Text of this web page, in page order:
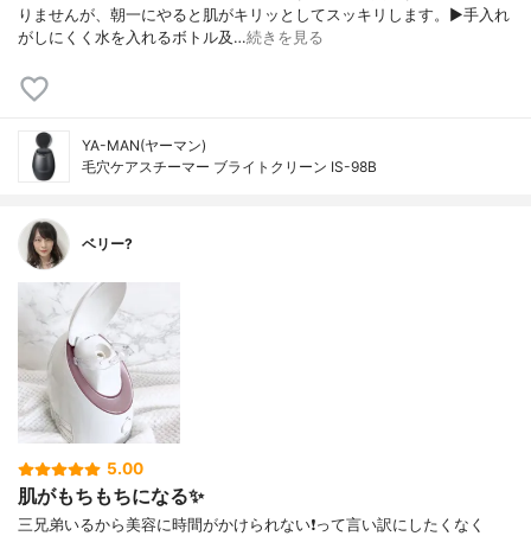
りませんが、朝一にやると肌がキリッとしてスッキリします。▶︎手入れ
がしにくく水を入れるボトル及…続きを見る
YA-MAN(ヤーマン)
毛穴ケアスチーマー ブライトクリーン IS-98B
ベリー?
5.00
肌がもちもちになる✨
三兄弟いるから美容に時間がかけられない❗️って言い訳にしたくなく